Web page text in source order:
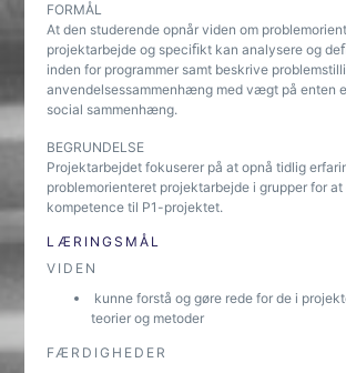
FORMÅL
At den studerende opnår viden om
projektarbejde og speciﬁkt kan analysere og
inden for programmer samt beskrive
anvendelsessammenhæng med vægt på enten
social sammenhæng.
BEGRUNDELSE
Projektarbejdet fokuserer på at opnå tidlig
problemorienteret projektarbejde i grupper for
kompetence til P1-projektet.
LÆRINGSMÅL
VIDEN
kunne forstå og gøre rede for de i
teorier og metoder
FÆRDIGHEDER